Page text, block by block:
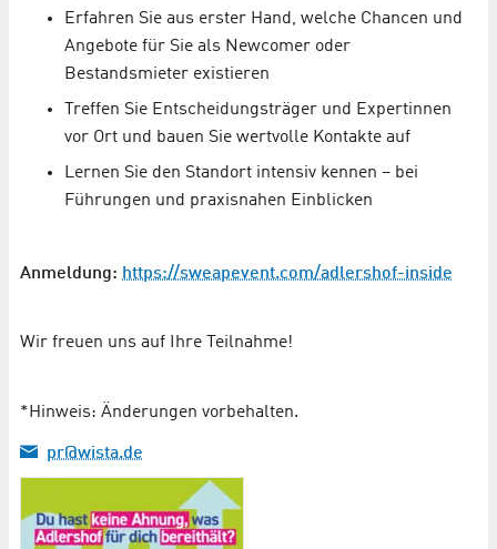
Erfahren Sie aus erster Hand, welche Chancen und
Angebote für Sie als Newcomer oder
Bestandsmieter existieren
Treffen Sie Entscheidungsträger und Expertinnen
vor Ort und bauen Sie wertvolle Kontakte auf
Lernen Sie den Standort intensiv kennen – bei
Führungen und praxisnahen Einblicken
Anmeldung: https://sweapevent.com/adlershof-inside
Wir freuen uns auf Ihre Teilnahme!
*Hinweis: Änderungen vorbehalten.
pr@wista.de